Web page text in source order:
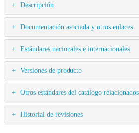
Descripción
Documentación asociada y otros enlaces
Estándares nacionales e internacionales
Versiones de producto
Otros estándares del catálogo relacionados
Historial de revisiones